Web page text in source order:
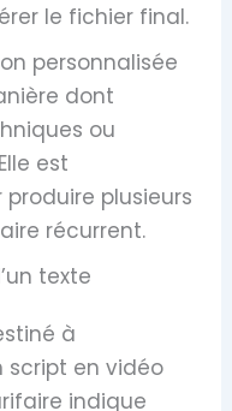
le fichier final.
personnalisée
dont
ou
est
plusieurs
récurrent.
texte
à
script en vidéo
indique